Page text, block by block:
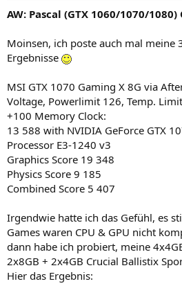
Treiberupdate wirds richten. Nur Geduld
AW: Pascal (GTX 1060/1070/
Moinsen, ich poste auch mal meine
Ergebnisse
MSI GTX 1070 Gaming X 8G via
Voltage, Powerlimit 126, Temp.
+100 Memory Clock:
13 588 with NVIDIA GeForce GTX
Processor E3-1240 v3
Graphics Score 19 348
Physics Score 9 185
Combined Score 5 407
Irgendwie hatte ich das Gefühl, es
Games waren CPU & GPU nicht
dann habe ich probiert, meine
2x8GB + 2x4GB Crucial Ballistix
Hier das Ergebnis: